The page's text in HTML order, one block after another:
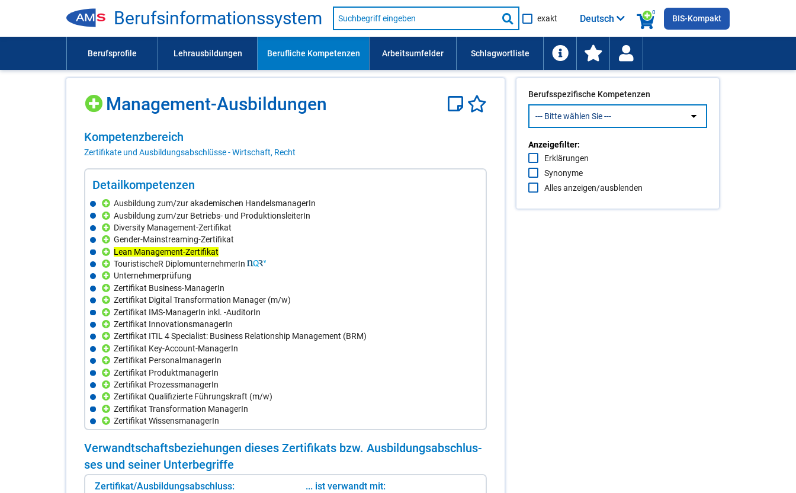
Be­rufs­in­for­ma­ti­ons­sys­tem
Suche
nach
Lehrausbildung,
usw.
Suche
starten
exakt
0
Deutsch BIS-Kompakt
Ma­nage­ment-Aus­bil­dun­gen
Kom­pe­tenz­be­reich
Zertifikate und Ausbildungsabschlüsse - Wirtschaft, Recht
De­tail­kom­pe­ten­zen
Ausbildung zum/zur akademischen HandelsmanagerIn
Ausbildung zum/zur Betriebs- und ProduktionsleiterIn
Diversity Management-Zertifikat
Gender-Mainstreaming-Zertifikat
Lean Management-Zertifikat
TouristischeR DiplomunternehmerIn
Unternehmerprüfung
Zertifikat Business-ManagerIn
Zertifikat Digital Transformation Manager (m/w)
Zertifikat IMS-ManagerIn inkl. -AuditorIn
Zertifikat InnovationsmanagerIn
Zertifikat ITIL 4 Specialist: Business Relationship Management (BRM)
Zertifikat Key-Account-ManagerIn
Zertifikat PersonalmanagerIn
Zertifikat ProduktmanagerIn
Zertifikat ProzessmanagerIn
Zertifikat Qualifizierte Führungskraft (m/w)
Zertifikat Transformation ManagerIn
Zertifikat WissensmanagerIn
Ver­wandt­schafts­be­zie­hun­gen die­ses Zer­ti­fi­kats bzw. Aus­bil­dungs­ab­schlus­
ses und sei­ner Un­ter­be­grif­fe
Zertifikat/Ausbildungsabschluss: ... ist verwandt mit:
Berufsspezifische Kompetenzen
Anzeigefilter:
Erklärungen
Synonyme
Alles anzeigen/ausblenden